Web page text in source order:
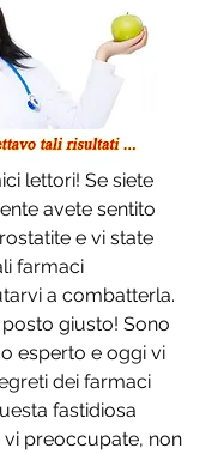
lettori! Se siete
avete sentito
e vi state
farmaci
a combatterla.
posto giusto! Sono
esperto e oggi vi
dei farmaci
fastidiosa
vi preoccupate, non